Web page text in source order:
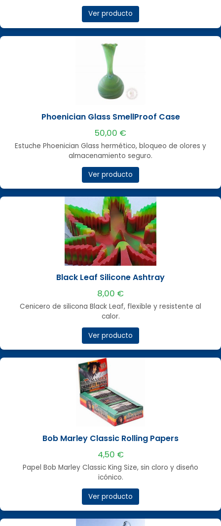
Ver producto
Phoenician Glass SmellProof Case
50,00 €
Estuche Phoenician Glass hermético, bloqueo de olores y
almacenamiento seguro.
Ver producto
Black Leaf Silicone Ashtray
8,00 €
Cenicero de silicona Black Leaf, flexible y resistente al
calor.
Ver producto
Bob Marley Classic Rolling Papers
4,50 €
Papel Bob Marley Classic King Size, sin cloro y diseño
icónico.
Ver producto